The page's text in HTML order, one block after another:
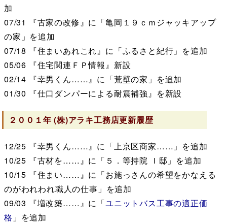
加
07/31
『古家の改修』に「亀岡１９ｃｍジャッキアップ
の家」を追加
07/18 『住まいあれこれ』に「ふるさと紀行」を追加
05/06 『住宅関連ＦＰ情報』新設
02/14 『幸男くん……』に「荒壁の家」を追加
01/30 『仕口ダンパーによる耐震補強』を新設
２００１年(株)アラキ工務店更新履歴
12/25 『幸男くん……』に「上京区商家……」を追加
10/25 『古材を……』に「５．等持院 Ｉ邸」を追加
10/15 『住まい……』に「お施っさんの希望をかなえる
のがわれわれ職人の仕事」を追加
09/03 『増改築……』に「ユニットバス工事の適正価
格 」を追加